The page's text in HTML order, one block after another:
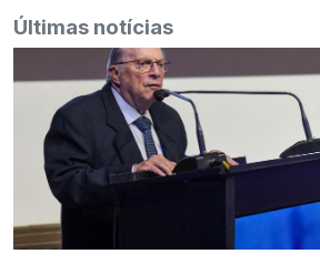
Últimas notícias